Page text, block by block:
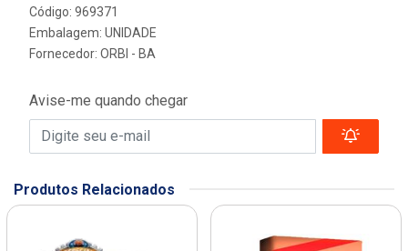
Código: 969371
Embalagem: UNIDADE
Fornecedor: ORBI - BA
Avise-me quando chegar
Produtos Relacionados